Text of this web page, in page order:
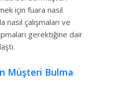
için fuara nasıl
nasıl çalışmaları ve
gerektiğine dair
Müşteri Bulma